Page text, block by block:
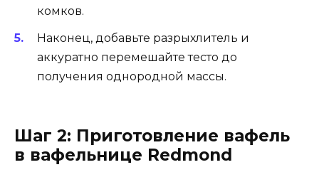
комков.
Наконец, добавьте разрыхлитель и
аккуратно перемешайте тесто до
получения однородной массы.
Шаг 2: Приготовление вафель
в вафельнице Redmond